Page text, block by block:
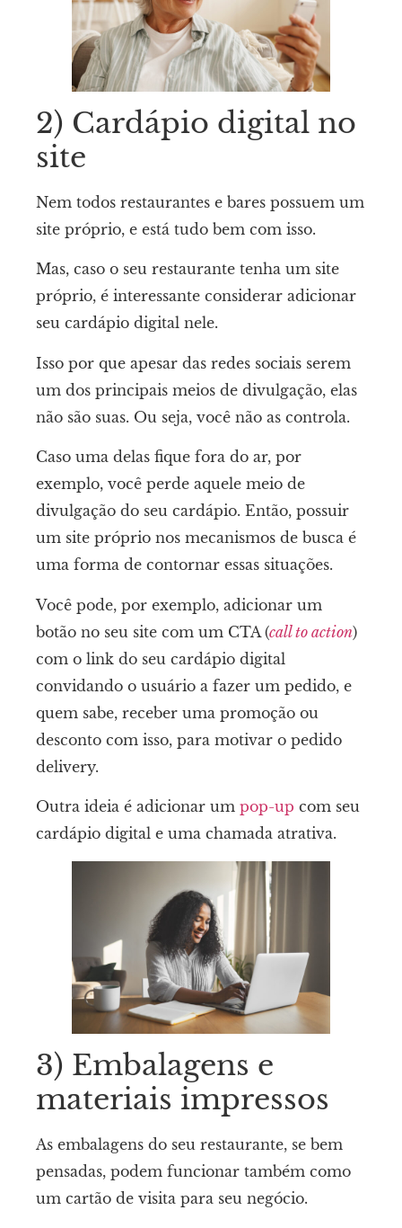
2) Cardápio digital no
site
Nem todos restaurantes e bares possuem um
site próprio, e está tudo bem com isso.
Mas, caso o seu restaurante tenha um site
próprio, é interessante considerar adicionar
seu cardápio digital nele.
Isso por que apesar das redes sociais serem
um dos principais meios de divulgação, elas
não são suas. Ou seja, você não as controla.
Caso uma delas fique fora do ar, por
exemplo, você perde aquele meio de
divulgação do seu cardápio. Então, possuir
um site próprio nos mecanismos de busca é
uma forma de contornar essas situações.
Você pode, por exemplo, adicionar um
botão no seu site com um CTA (call to action)
com o link do seu cardápio digital
convidando o usuário a fazer um pedido, e
quem sabe, receber uma promoção ou
desconto com isso, para motivar o pedido
delivery.
Outra ideia é adicionar um pop-up com seu
cardápio digital e uma chamada atrativa.
3) Embalagens e
materiais impressos
As embalagens do seu restaurante, se bem
pensadas, podem funcionar também como
um cartão de visita para seu negócio.